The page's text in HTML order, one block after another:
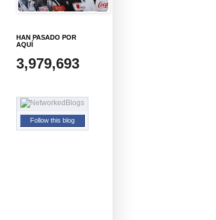
HAN PASADO POR
AQUÍ
3,979,693
Follow this blog